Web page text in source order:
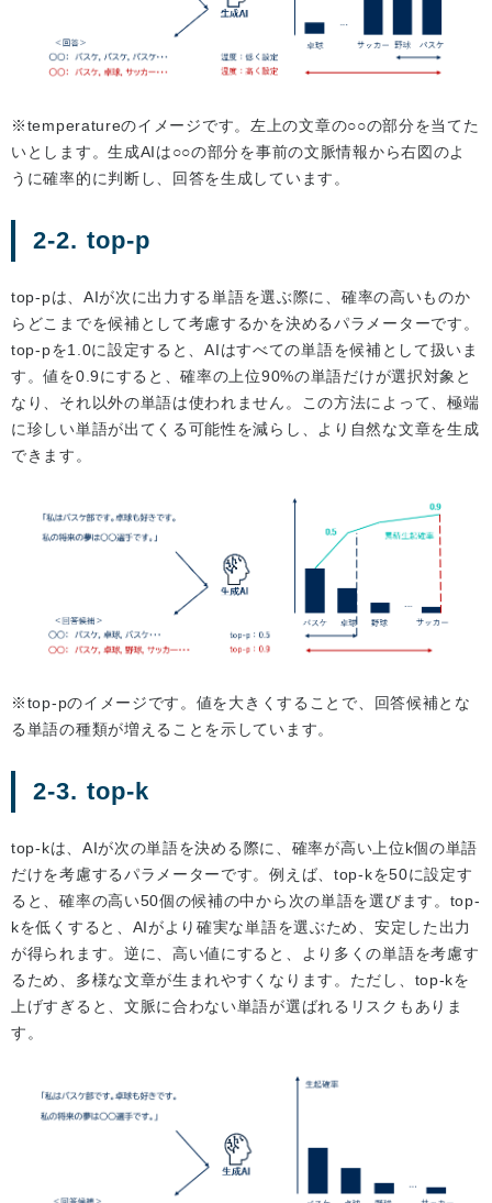
※temperatureのイメージです。左上の文章の○○の部分を当てた
いとします。生成AIは○○の部分を事前の文脈情報から右図のよ
うに確率的に判断し、回答を生成しています。
2-2. top-p
top-pは、AIが次に出力する単語を選ぶ際に、確率の高いものか
らどこまでを候補として考慮するかを決めるパラメーターです。
top-pを1.0に設定すると、AIはすべての単語を候補として扱いま
す。値を0.9にすると、確率の上位90%の単語だけが選択対象と
なり、それ以外の単語は使われません。この方法によって、極端
に珍しい単語が出てくる可能性を減らし、より自然な文章を生成
できます。
※top-pのイメージです。値を大きくすることで、回答候補とな
る単語の種類が増えることを示しています。
2-3. top-k
top-kは、AIが次の単語を決める際に、確率が高い上位k個の単語
だけを考慮するパラメーターです。例えば、top-kを50に設定す
ると、確率の高い50個の候補の中から次の単語を選びます。top-
kを低くすると、AIがより確実な単語を選ぶため、安定した出力
が得られます。逆に、高い値にすると、より多くの単語を考慮す
るため、多様な文章が生まれやすくなります。ただし、top-kを
上げすぎると、文脈に合わない単語が選ばれるリスクもありま
す。